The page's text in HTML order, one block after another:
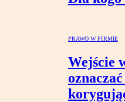
PRAWO W FIRMIE
Wejście